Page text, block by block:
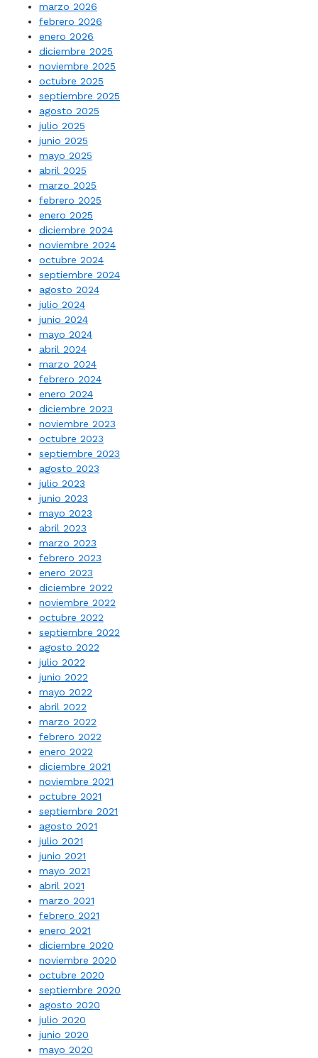
marzo 2026
febrero 2026
enero 2026
diciembre 2025
noviembre 2025
octubre 2025
septiembre 2025
agosto 2025
julio 2025
junio 2025
mayo 2025
abril 2025
marzo 2025
febrero 2025
enero 2025
diciembre 2024
noviembre 2024
octubre 2024
septiembre 2024
agosto 2024
julio 2024
junio 2024
mayo 2024
abril 2024
marzo 2024
febrero 2024
enero 2024
diciembre 2023
noviembre 2023
octubre 2023
septiembre 2023
agosto 2023
julio 2023
junio 2023
mayo 2023
abril 2023
marzo 2023
febrero 2023
enero 2023
diciembre 2022
noviembre 2022
octubre 2022
septiembre 2022
agosto 2022
julio 2022
junio 2022
mayo 2022
abril 2022
marzo 2022
febrero 2022
enero 2022
diciembre 2021
noviembre 2021
octubre 2021
septiembre 2021
agosto 2021
julio 2021
junio 2021
mayo 2021
abril 2021
marzo 2021
febrero 2021
enero 2021
diciembre 2020
noviembre 2020
octubre 2020
septiembre 2020
agosto 2020
julio 2020
junio 2020
mayo 2020